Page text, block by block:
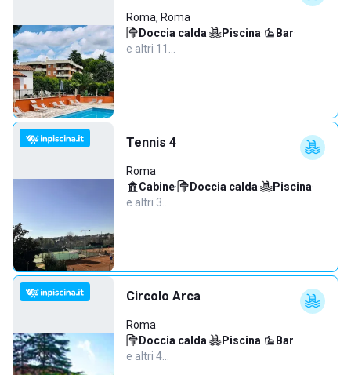
Roma, Roma
Doccia calda· Piscina· Bar·
e altri 11…
Tennis 4
Roma
Cabine· Doccia calda· Piscina·
e altri 3…
Circolo Arca
Roma
Doccia calda· Piscina· Bar·
e altri 4…